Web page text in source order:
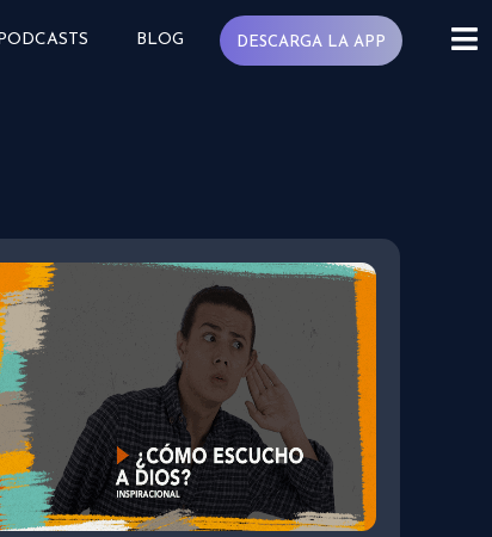
BLOG DESCARGA LA APP